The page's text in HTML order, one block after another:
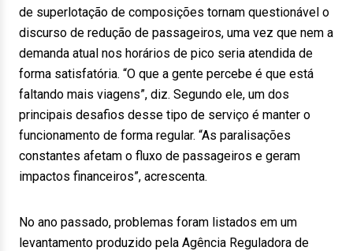
de superlotação de composições tornam questionável o
discurso de redução de passageiros, uma vez que nem a
demanda atual nos horários de pico seria atendida de
forma satisfatória. “O que a gente percebe é que está
faltando mais viagens”, diz. Segundo ele, um dos
principais desafios desse tipo de serviço é manter o
funcionamento de forma regular. “As paralisações
constantes afetam o fluxo de passageiros e geram
impactos financeiros”, acrescenta.
No ano passado, problemas foram listados em um
levantamento produzido pela Agência Reguladora de